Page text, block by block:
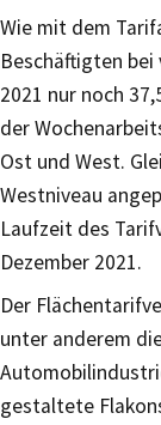
Wie mit dem
Beschäftigten bei
2021 nur noch
der
Ost und West.
Westniveau
Laufzeit des
Dezember 2021.
Der
unter anderem
gestaltete